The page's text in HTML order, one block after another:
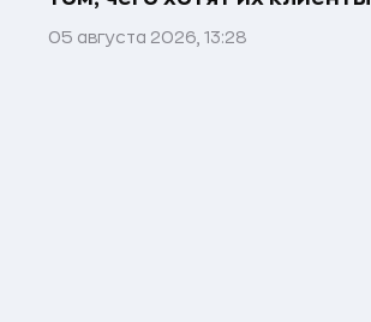
05 августа 2026, 13:28